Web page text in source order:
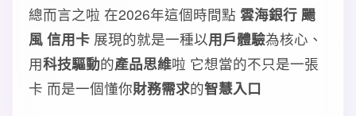
總而言之啦 在2026年這個時間點 雲海銀行 颺
風 信用卡 展現的就是一種以用戶體驗為核心、
用科技驅動的產品思維啦 它想當的不只是一張
卡 而是一個懂你財務需求的智慧入口